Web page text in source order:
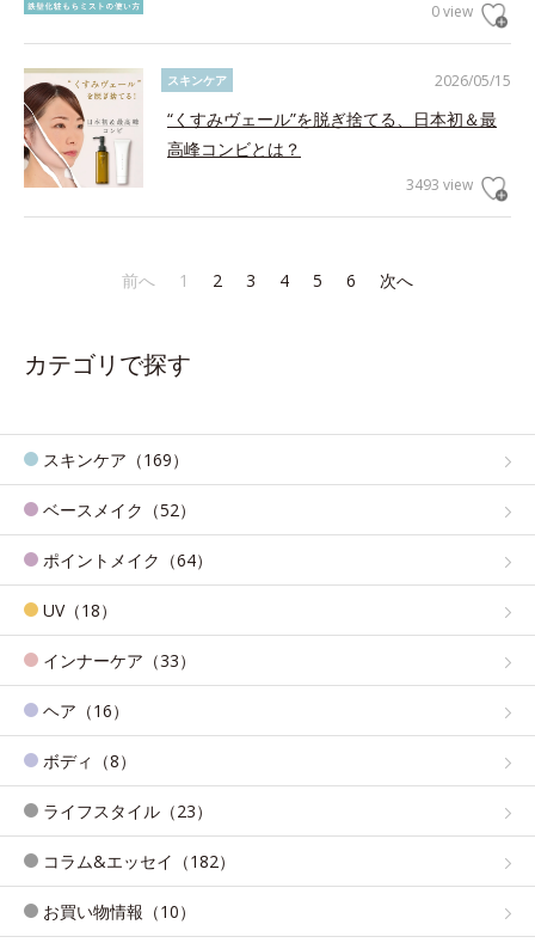
0 view
2026/05/15
スキンケア
“くすみヴェール”を脱ぎ捨てる、日本初＆最
高峰コンビとは？
3493 view
前へ 1 2 3 4 5 6 次へ
カテゴリで探す
スキンケア（169）
ベースメイク（52）
ポイントメイク（64）
UV（18）
インナーケア（33）
ヘア（16）
ボディ（8）
ライフスタイル（23）
コラム&エッセイ（182）
お買い物情報（10）